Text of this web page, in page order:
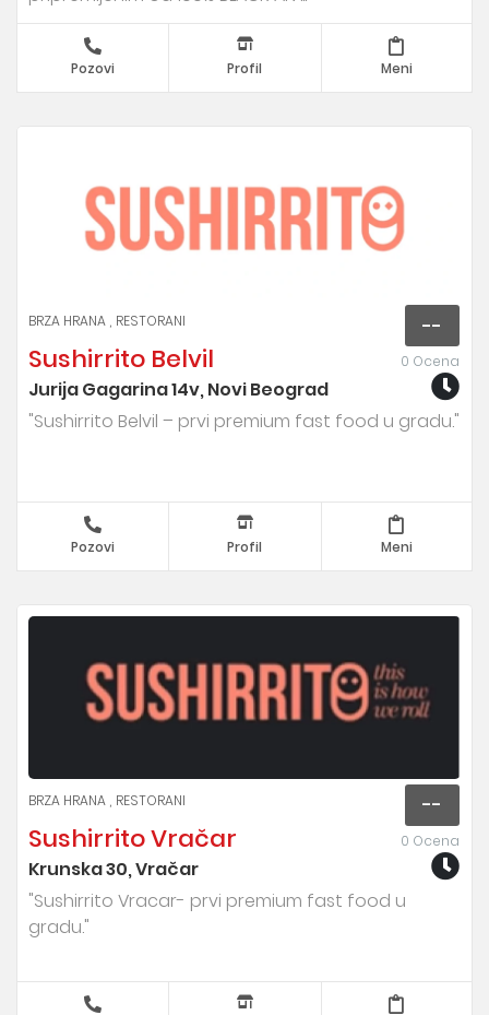
Pozovi Profil Meni
--
0 Ocena
BRZA HRANA RESTORANI
Sushirrito Belvil
Jurija Gagarina 14v, Novi Beograd
"Sushirrito Belvil – prvi premium fast food u gradu."
Pozovi Profil Meni
--
0 Ocena
BRZA HRANA RESTORANI
Sushirrito Vračar
Krunska 30, Vračar
"Sushirrito Vracar- prvi premium fast food u
gradu."